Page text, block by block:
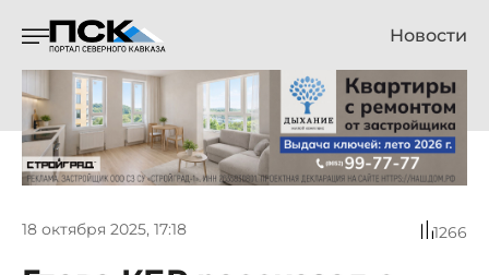
Новости
18 октября 2025, 17:18 1266